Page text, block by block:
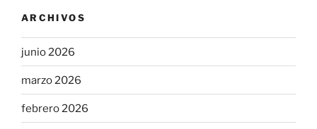
ARCHIVOS
junio 2026
marzo 2026
febrero 2026